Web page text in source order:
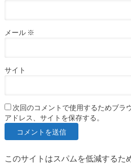
メール ※
サイト
次回のコメントで使用するためブラ
アドレス、サイトを保存する。
このサイトはスパムを低減するた